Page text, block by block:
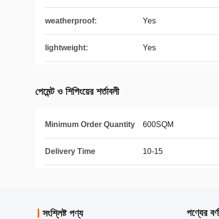
weatherproof: Yes
lightweight: Yes
পেমেন্ট ও শিপিংয়ের শর্তাবলী
Minimum Order Quantity 600SQM
Delivery Time 10-15
সংশ্লিষ্ট পণ্য পণ্যের